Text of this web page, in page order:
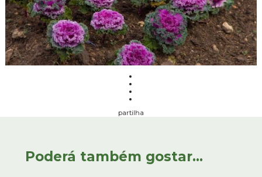
partilha
Poderá também gostar...